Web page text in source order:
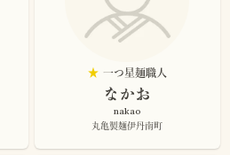
★ 一つ星麺職人
なかお
nakao
丸亀製麺伊丹南町